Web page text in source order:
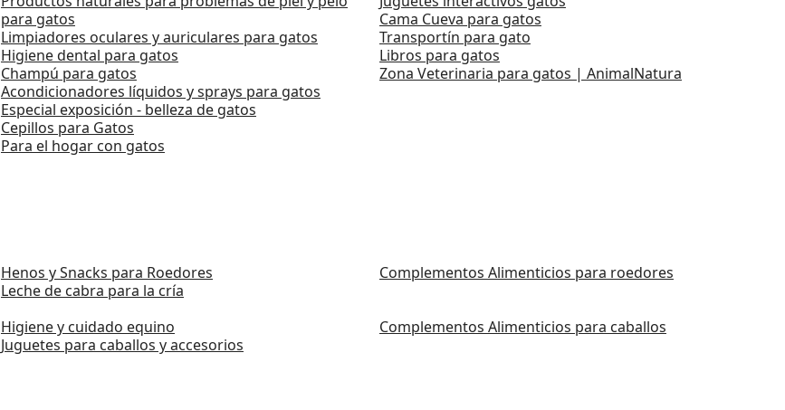
para gatos
Limpiadores oculares y auriculares para gatos
Higiene dental para gatos
Champú para gatos
Acondicionadores líquidos y sprays para gatos
Especial exposición - belleza de gatos
Cepillos para Gatos
Para el hogar con gatos
Cama Cueva para gatos
Transportín para gato
Libros para gatos
Zona Veterinaria para gatos | AnimalNatura
Henos y Snacks para Roedores
Complementos Alimenticios para roedores
Leche de cabra para la cría
Higiene y cuidado equino
Complementos Alimenticios para caballos
Juguetes para caballos y accesorios